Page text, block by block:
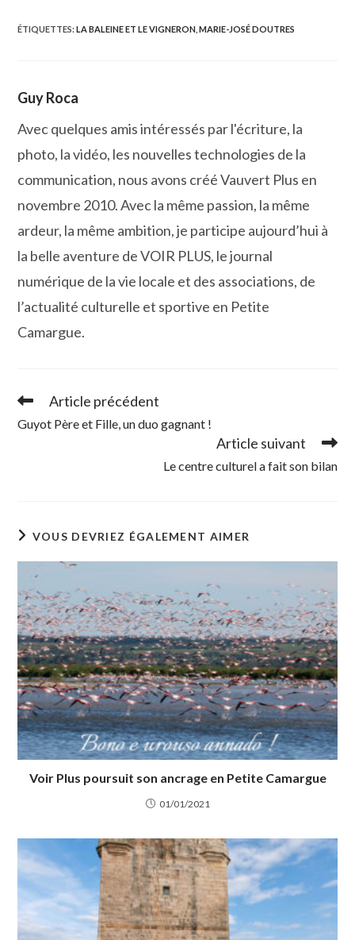
fenêtrefenêtrefenêtrefenêtre
ÉTIQUETTES:LA BALEINE ET LE VIGNERON MARIE-JOSÉ DOUTRES
Guy Roca
Avec quelques amis intéressés par l'écriture, la
photo, la vidéo, les nouvelles technologies de la
communication, nous avons créé Vauvert Plus en
novembre 2010. Avec la même passion, la même
ardeur, la même ambition, je participe aujourd’hui à
la belle aventure de VOIR PLUS, le journal
numérique de la vie locale et des associations, de
l’actualité culturelle et sportive en Petite
Camargue.
Read
articles
Article précédent
Guyot Père et Fille, un duo gagnant !
Article suivant
Le centre culturel a fait son bilan
VOUS DEVRIEZ ÉGALEMENT AIMER
Voir Plus poursuit son ancrage en Petite Camargue
01/01/2021